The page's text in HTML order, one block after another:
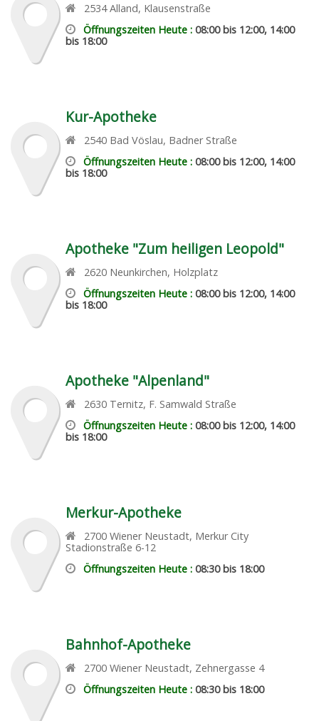
2534 Alland, Klausenstraße
Öffnungszeiten Heute :08:00 bis 12:00, 14:00
bis 18:00
Kur-Apotheke
2540 Bad Vöslau, Badner Straße
Öffnungszeiten Heute :08:00 bis 12:00, 14:00
bis 18:00
Apotheke "Zum heiligen Leopold"
2620 Neunkirchen, Holzplatz
Öffnungszeiten Heute :08:00 bis 12:00, 14:00
bis 18:00
Apotheke "Alpenland"
2630 Ternitz, F. Samwald Straße
Öffnungszeiten Heute :08:00 bis 12:00, 14:00
bis 18:00
Merkur-Apotheke
2700 Wiener Neustadt, Merkur City
Stadionstraße 6-12
Öffnungszeiten Heute :08:30 bis 18:00
Bahnhof-Apotheke
2700 Wiener Neustadt, Zehnergasse 4
Öffnungszeiten Heute :08:30 bis 18:00